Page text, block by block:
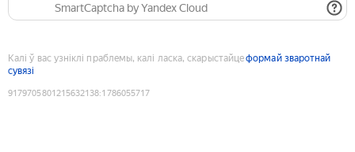
SmartCaptcha by Yandex Cloud
Калі ў вас узніклі праблемы, калі ласка, скарыстайцеформай зваротнай
сувязі
9179705801215632138:1786055717